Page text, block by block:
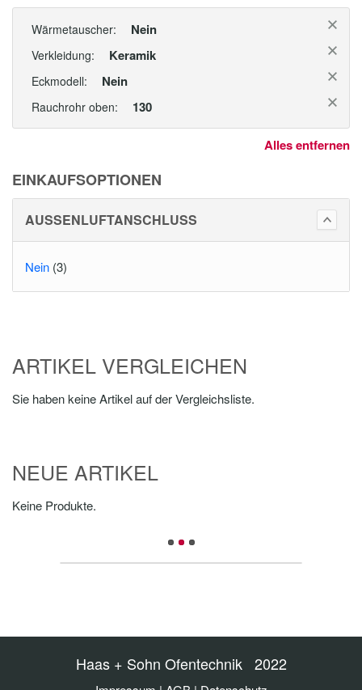
Wärmetauscher: Nein
Verkleidung: Keramik
Eckmodell: Nein
Rauchrohr oben: 130
Alles entfernen
EINKAUFSOPTIONEN
AUSSENLUFTANSCHLUSS
Nein (3)
ARTIKEL VERGLEICHEN
Sie haben keine Artikel auf der Vergleichsliste.
NEUE ARTIKEL
Keine Produkte.
Haas + Sohn Ofentechnik 2022